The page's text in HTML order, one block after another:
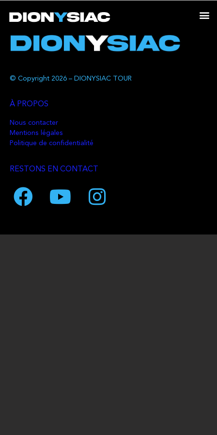
© Copyright 2026 – DIONYSIAC TOUR
À PROPOS
Nous contacter
Mentions légales
Politique de confidentialité
RESTONS EN CONTACT